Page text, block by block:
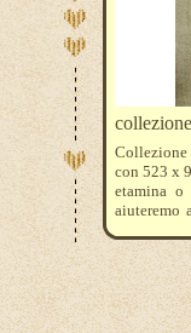
Collezione
con 523 x
etamina
aiuteremo
essere
colore.
I fili DMC
223 3727